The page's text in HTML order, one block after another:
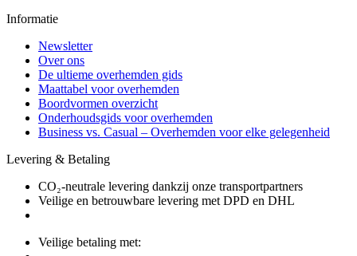
Informatie
Newsletter
Over ons
De ultieme overhemden gids
Maattabel voor overhemden
Boordvormen overzicht
Onderhoudsgids voor overhemden
Business vs. Casual – Overhemden voor elke gelegenheid
Levering & Betaling
CO₂-neutrale levering dankzij onze transportpartners
Veilige en betrouwbare levering met DPD en DHL
Veilige betaling met: